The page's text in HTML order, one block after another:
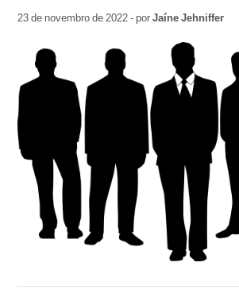
23 de novembro de 2022 - porJaíne Jehniffer